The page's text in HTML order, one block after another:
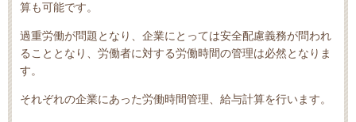
算も可能です。
過重労働が問題となり、企業にとっては安全配慮義務が問われ
ることとなり、労働者に対する労働時間の管理は必然となりま
す。
それぞれの企業にあった労働時間管理、給与計算を行います。